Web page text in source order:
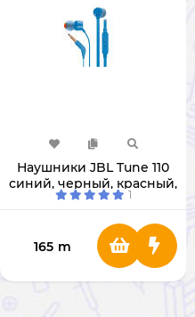
Наушники JBL Tune 110
синий, черный, красный,
белый
1
165 m